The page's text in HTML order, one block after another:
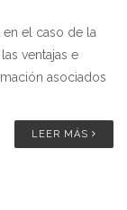
el caso de la
ventajas e
asociados
LEER MÁS